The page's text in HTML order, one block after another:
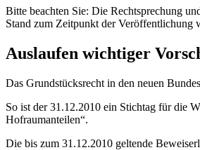
Bitte beachten Sie: Die Rechtsprechung
Stand zum Zeitpunkt der Veröffentlichung
Auslaufen wichtiger
Das Grundstücksrecht in den neuen
So ist der 31.12.2010 ein Stichtag für die
Hofraumanteilen“.
Die bis zum 31.12.2010 geltende